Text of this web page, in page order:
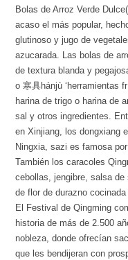
Bolas de Arroz Verde
acaso el más popular,
glutinoso y jugo de
azucarada. Las bolas de
de textura blanda y
o 寒具hánjù ‘herramientas
harina de trigo o harina de
sal y otros ingredientes.
en Xinjiang, los dongxiang
Ningxia, sazi es famosa
También los caracoles
cebollas, jengibre, salsa
de flor de durazno
El Festival de Qingming
historia de más de 2.500
nobleza, donde ofrecían
que les bendijeran con